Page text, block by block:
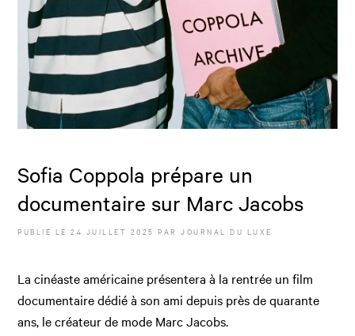
Sofia Coppola prépare un
documentaire sur Marc Jacobs
PUBLIÉ LE24 JUILLET 2025 PAR JOURNAL DU LUXE
La cinéaste américaine présentera à la rentrée un film
documentaire dédié à son ami depuis près de quarante
ans, le créateur de mode Marc Jacobs.